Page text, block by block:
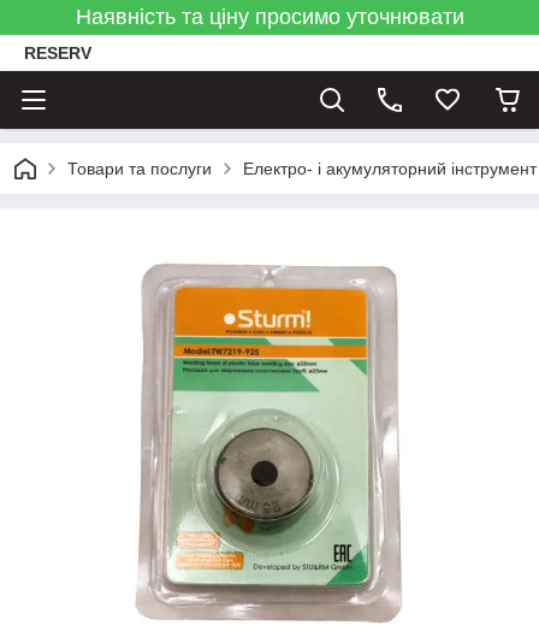
Наявність та ціну просимо уточнювати
RESERV
Товари та послуги Електро- і акумуляторний інструмент